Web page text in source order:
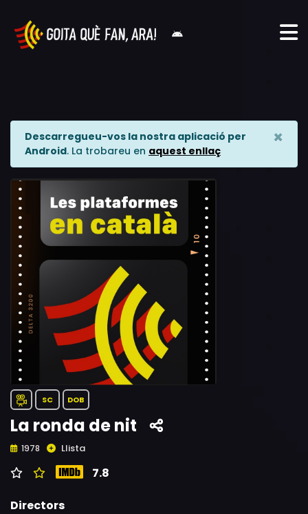
Descarregueu-vos la nostra aplicació per
Android. La trobareu en aquest enllaç
×
SC DOB
La ronda de nit
1978 Llista
7.8
Directors